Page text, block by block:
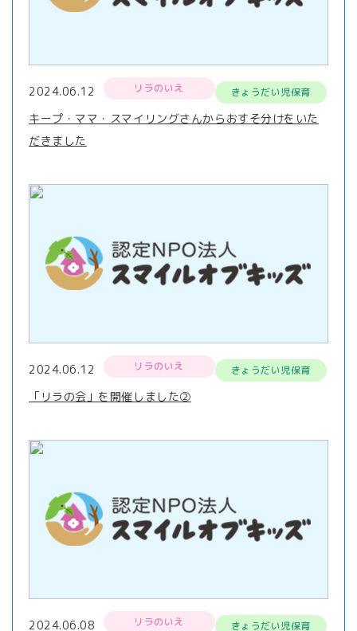
2024.06.12 リラのいえ きょうだい児保育
キープ・ママ・スマイリングさんからおすそ分けをいた
だきました
2024.06.12 リラのいえ きょうだい児保育
「リラの会」を開催しました②
2024.06.08 リラのいえ きょうだい児保育